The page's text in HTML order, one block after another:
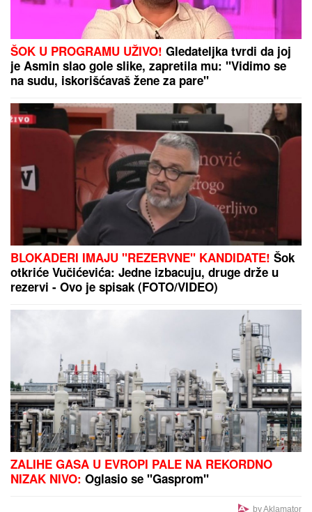
(FOTO) AUTO ZGUŽVAN KAO LIMENKA, TOČAK
ODLETEO!Prve slike užasa kod Jasenovika:
Dramatični prizori sa lica mesta, sumnja se da ima